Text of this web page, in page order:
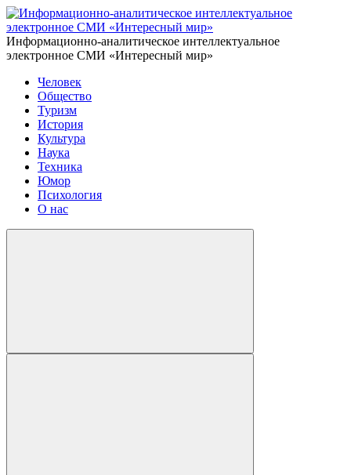
Информационно-аналитическое интеллектуальное
электронное СМИ «Интересный мир»
Человек
Общество
Туризм
История
Культура
Наука
Техника
Юмор
Психология
О нас